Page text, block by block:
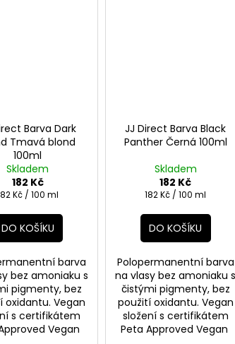
Barva Dark
Tmavá blond
100ml
Skladem
182 Kč
Kč / 100 ml
DO KOŠÍKU
barva
bez amoniaku s
pigmenty, bez
oxidantu. Vegan
s certifikátem
Vegan
JJ Direct Barva Black
Panther Černá 100ml
Skladem
182 Kč
Měrná
182 Kč / 100 ml
DO KOŠÍKU
Polopermanentní barva
na vlasy bez amoniaku s
čistými pigmenty, bez
použití oxidantu. Vegan
složení s certifikátem
Peta Approved Vegan